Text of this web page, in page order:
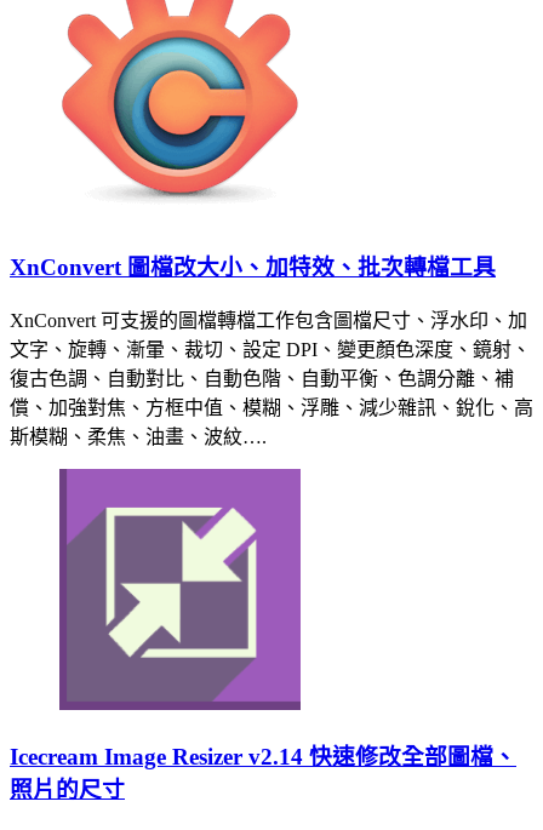
XnConvert 圖檔改大小、加特效、批次轉檔工具
XnConvert 可支援的圖檔轉檔工作包含圖檔尺寸、浮水印、加
文字、旋轉、漸暈、裁切、設定 DPI、變更顏色深度、鏡射、
復古色調、自動對比、自動色階、自動平衡、色調分離、補
償、加強對焦、方框中值、模糊、浮雕、減少雜訊、銳化、高
斯模糊、柔焦、油畫、波紋….
Icecream Image Resizer v2.14 快速修改全部圖檔、
照片的尺寸